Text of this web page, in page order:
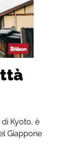
Kyoto, è
Giappone